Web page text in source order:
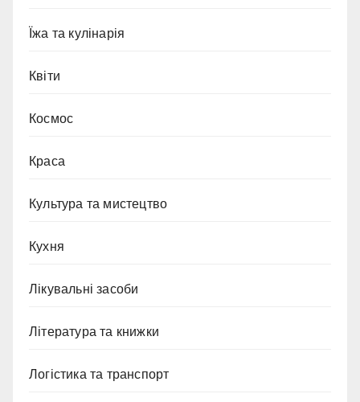
Їжа та кулінарія
Квіти
Космос
Краса
Культура та мистецтво
Кухня
Лікувальні засоби
Література та книжки
Логістика та транспорт